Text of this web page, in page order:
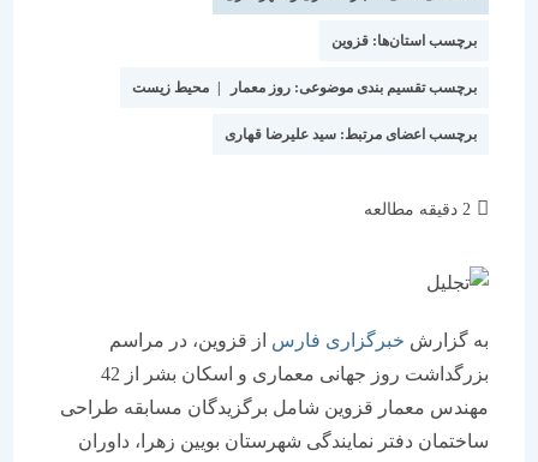
برچسب استان‌ها:قزوین
برچسب تقسیم بندی موضوعی:روز معمار محیط زیست
برچسب اعضای مرتبط: سید علیرضا قهاری
به گزارش خبرگزاری فارساز قزوین، در مراسم
بزرگداشت روز جهانی معماری و اسکان بشر از 42
مهندس معمار قزوین شامل برگزیدگان مسابقه طراحی
ساختمان دفتر نمایندگی شهرستان بویین‌ زهرا، داوران